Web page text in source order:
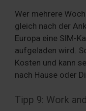
Wer mehrere
gleich nach der
Europa eine SIM-
aufgeladen wird.
Kosten und kann
nach Hause oder
Tipp 9: Work